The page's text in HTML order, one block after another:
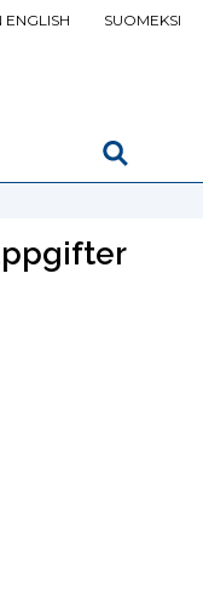
ENGLISH SUOMEKSI